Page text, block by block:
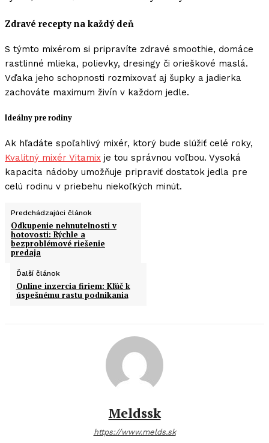
Zdravé recepty na každý deň
S týmto mixérom si pripravíte zdravé smoothie, domáce
rastlinné mlieka, polievky, dresingy či orieškové maslá.
Vďaka jeho schopnosti rozmixovať aj šupky a jadierka
zachováte maximum živín v každom jedle.
Ideálny pre rodiny
Ak hľadáte spoľahlivý mixér, ktorý bude slúžiť celé roky,
Kvalitný mixér Vitamix je tou správnou voľbou. Vysoká
kapacita nádoby umožňuje pripraviť dostatok jedla pre
celú rodinu v priebehu niekoľkých minút.
Predchádzajúci článok
Odkupenie nehnutelnosti v
hotovosti: Rýchle a
bezproblémové riešenie
predaja
Ďalší článok
Online inzercia firiem: Kľúč k
úspešnému rastu podnikania
Meldssk
https://www.melds.sk